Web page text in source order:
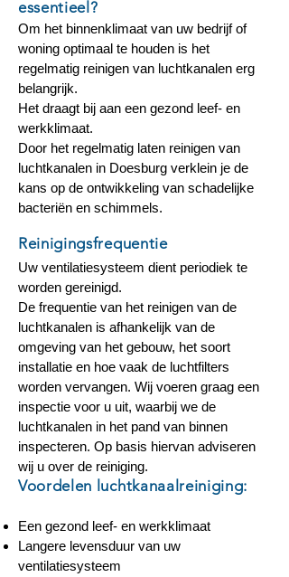
essentieel?
Om het binnenklimaat van uw bedrijf of
woning optimaal te houden is het
regelmatig reinigen van luchtkanalen erg
belangrijk.
Het draagt bij aan een gezond leef- en
werkklimaat.
Door het regelmatig laten reinigen van
luchtkanalen in Doesburg verklein je de
kans op de ontwikkeling van schadelijke
bacteriën en schimmels.
Uw ventilatiesysteem dient periodiek te
worden gereinigd.
De frequentie van het reinigen van de
luchtkanalen is afhankelijk van de
omgeving van het gebouw, het soort
installatie en hoe vaak de luchtfilters
worden vervangen. Wij voeren graag een
inspectie voor u uit, waarbij we de
luchtkanalen in het pand van binnen
inspecteren. Op basis hiervan adviseren
wij u over de reiniging.
Een gezond leef- en werkklimaat
Langere levensduur van uw
ventilatiesysteem
Reinigingsfrequentie
Voordelen luchtkanaalreiniging: